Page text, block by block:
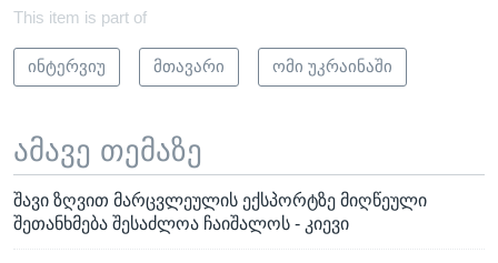
This item is part of
ინტერვიუ მთავარი ომი უკრაინაში
ამავე თემაზე
შავი ზღვით მარცვლეულის ექსპორტზე მიღწეული
შეთანხმება შესაძლოა ჩაიშალოს - კიევი